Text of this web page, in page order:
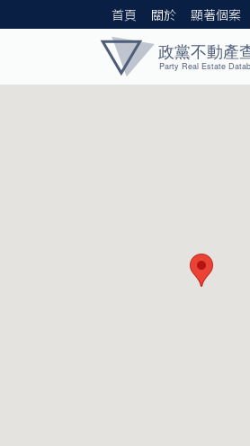
首頁 關於 顯著個案